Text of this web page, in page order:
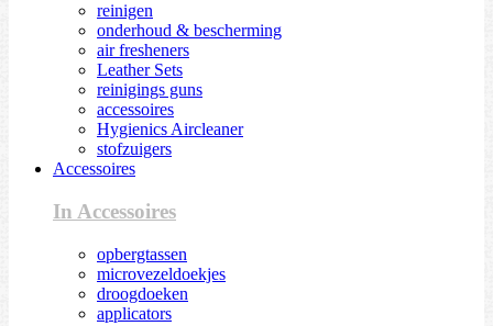
reinigen
onderhoud & bescherming
air fresheners
Leather Sets
reinigings guns
accessoires
Hygienics Aircleaner
stofzuigers
Accessoires
In Accessoires
opbergtassen
microvezeldoekjes
droogdoeken
applicators